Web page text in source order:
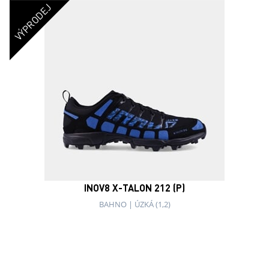
VÝPRODEJ
INOV8 X-TALON 212 (P)
BAHNO | ÚZKÁ (1,2)